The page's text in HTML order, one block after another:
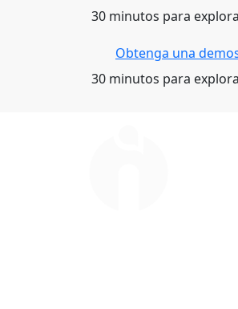
30 minutos para
Obtenga una
30 minutos para